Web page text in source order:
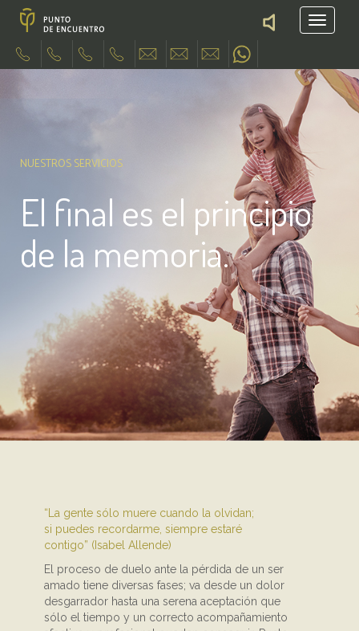
NUESTROS SERVICIOS
El final es el principio
de la memoria.
“La gente sólo muere cuando la olvidan;
si puedes recordarme, siempre estaré
contigo” (Isabel Allende)
El proceso de duelo ante la pérdida de un ser
amado tiene diversas fases; va desde un dolor
desgarrador hasta una serena aceptación que
sólo el tiempo y un correcto acompañamiento